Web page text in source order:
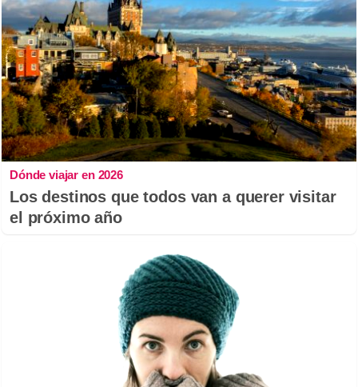
Dónde viajar en 2026
Los destinos que todos van a querer visitar
el próximo año